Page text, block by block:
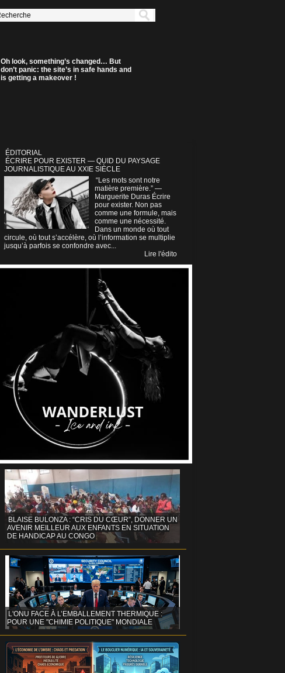
Oh look, something’s changed… But
don’t panic: the site’s in safe hands and
is getting a makeover !
ÉDITORIAL
ÉCRIRE POUR EXISTER — QUID DU PAYSAGE
JOURNALISTIQUE AU XXIE SIÈCLE
“Les mots sont notre
matière première.” —
Marguerite Duras Écrire
pour exister. Non pas
comme une formule, mais
comme une nécessité.
Dans un monde où tout
circule, où tout s’accélère, où l’information se multiplie
jusqu’à parfois se confondre avec...
Lire l'édito
BLAISE BULONZA : “CRIS DU CŒUR”, DONNER UN
AVENIR MEILLEUR AUX ENFANTS EN SITUATION
DE HANDICAP AU CONGO
L'ONU FACE À L’EMBALLEMENT THERMIQUE :
POUR UNE "CHIMIE POLITIQUE" MONDIALE